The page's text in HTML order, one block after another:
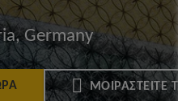
Germany
ΜΟΙΡΑΣΤΕΊΤΕ ΤΟ